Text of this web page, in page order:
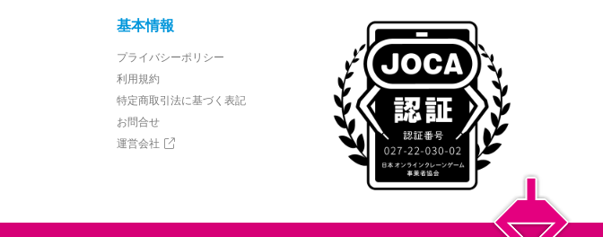
基本情報
プライバシーポリシー
利用規約
特定商取引法に基づく表記
お問合せ
運営会社